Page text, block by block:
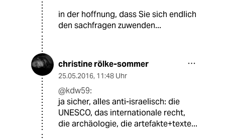
in der hoffnung, dass Sie sich endlich
den sachfragen zuwenden...
christine rölke-sommer
25.05.2016, 11:48 Uhr
@kdw59:
ja sicher, alles anti-israelisch: die
UNESCO, das internationale recht,
die archäologie, die artefakte+texte...